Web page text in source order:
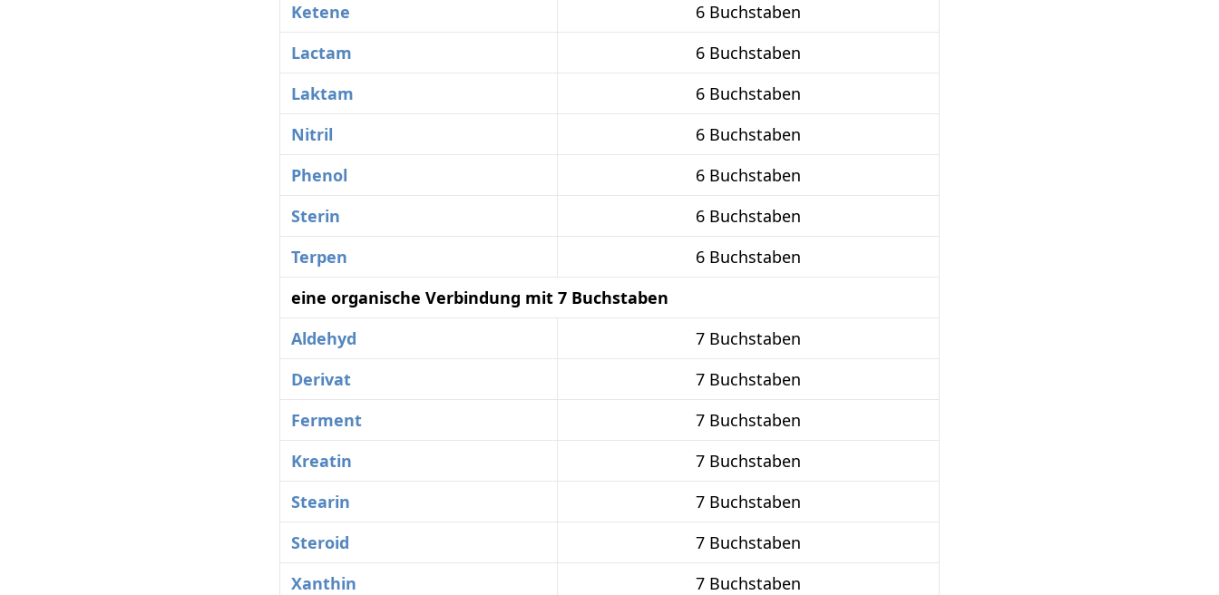
Ketene
6 Buchstaben
Lactam
6 Buchstaben
Laktam
6 Buchstaben
Nitril
6 Buchstaben
Phenol
6 Buchstaben
Sterin
6 Buchstaben
Terpen
6 Buchstaben
eine organische Verbindung mit 7 Buchstaben
Aldehyd
7 Buchstaben
Derivat
7 Buchstaben
Ferment
7 Buchstaben
Kreatin
7 Buchstaben
Stearin
7 Buchstaben
Steroid
7 Buchstaben
Xanthin
7 Buchstaben